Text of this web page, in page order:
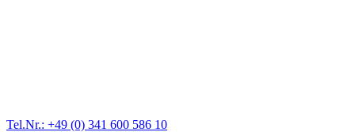
Tel.Nr.: +49 (0) 341 600 586 10